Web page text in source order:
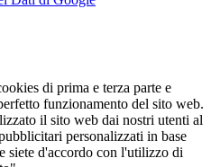
di prima e terza parte e
funzionamento del sito web.
il sito web dai nostri utenti al
personalizzati in base
siete d'accordo con l'utilizzo di